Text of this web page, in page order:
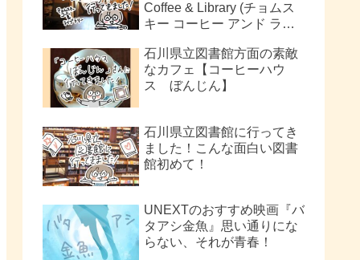
Coffee & Library (チョムス
キー コーヒー アンド ライ
石川県立図書館方面の素敵
なカフェ【コーヒーハウ
ス ぼんじん】
石川県立図書館に行ってき
ました！こんな面白い図書
館初めて！
UNEXTのおすすめ映画『バ
タアシ金魚』思い通りにな
らない、それが青春！